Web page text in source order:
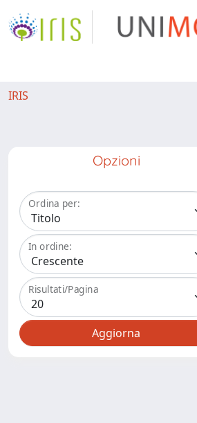
IRIS
Opzioni
Ordina per:
In ordine:
Risultati/Pagina